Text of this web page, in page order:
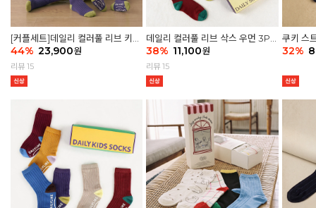
[커플세트]데일리 컬러풀 리브 키즈
6P & 우먼3P 삭스세트
44% 23,900원
리뷰 15
데일리 컬러풀 리브 삭스 우먼 3P
세트
38% 11,100원
리뷰 15
쿠키 스
32%